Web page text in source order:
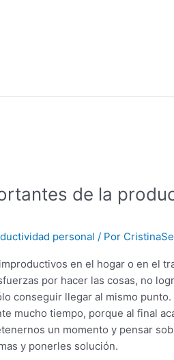
de la
personal / Por
en el hogar o en el
por hacer las cosas, no
conseguir llegar al mismo punto.
mucho tiempo, porque al final
un momento y pensar
y ponerles solución.